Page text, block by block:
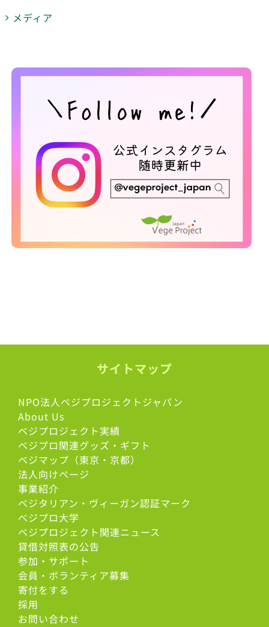
メディア
サイトマップ
NPO法人ベジプロジェクトジャパン
About Us
ベジプロジェクト実績
ベジプロ関連グッズ・ギフト
ベジマップ（東京・京都）
法人向けページ
事業紹介
ベジタリアン・ヴィーガン認証マーク
べジプロ大学
ベジプロジェクト関連ニュース
貸借対照表の公告
参加・サポート
会員・ボランティア募集
寄付をする
採用
お問い合わせ